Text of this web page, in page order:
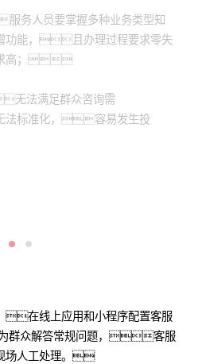
务人员要掌握多种业务类型知
功能，且办理过程要求零失
高；
无法满足群众咨询需
标准化，容易发生投
在线上应用和小程序配置客服
群众解答常规问题，客服
场人工处理。